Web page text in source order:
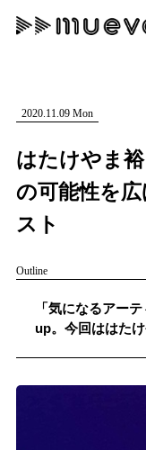
記事を検索する
#男性シンガー
"読者の声を形
記事一覧
プレスリリース一覧
お問い合わせ
2020.11.09 Mon
はたけやま
の可能性を
スト
Outline
「気になるアー
up。今回ははた